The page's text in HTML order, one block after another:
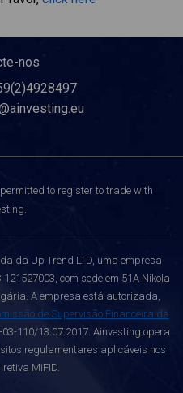
nos
to register to trade with
da Up Trend LTD, uma empresa
com sede em 51A Nikola
A empresa está autorizada,
de Supervisão Financeira da
110/13.07.2017. Ainvesting opera
regulamentares aplicáveis nos
MiFID.